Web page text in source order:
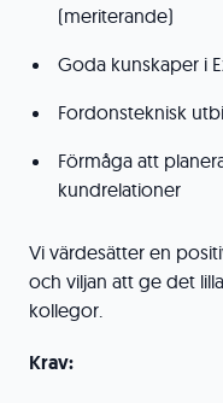
(meriterande)
Goda kunskaper i
Fordonsteknisk
Förmåga att
kundrelationer
Vi värdesätter en
och viljan att ge det
kollegor.
Krav: